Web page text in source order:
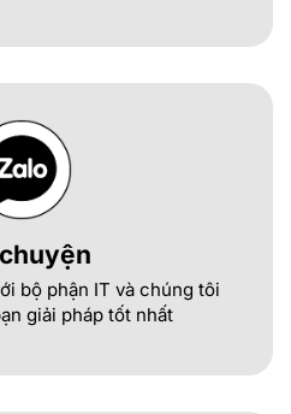
bộ phận IT và chúng tôi
giải pháp tốt nhất